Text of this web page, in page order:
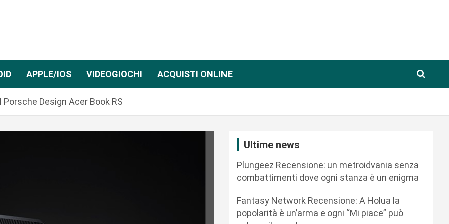
APPLE/IOS VIDEOGIOCHI ACQUISTI ONLINE
Design Acer Book RS
Ultime news
Plungeez Recensione: un metroidvania senza
combattimenti dove ogni stanza è un enigma
Fantasy Network Recensione: A Holua la
popolarità è un’arma e ogni “Mi piace” può